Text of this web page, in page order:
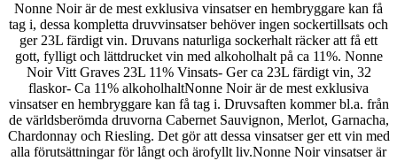
Nonne Noir är de mest exklusiva vinsatser en hembryggare kan få
tag i, dessa kompletta druvvinsatser behöver ingen sockertillsats och
ger 23L färdigt vin. Druvans naturliga sockerhalt räcker att få ett
gott, fylligt och lättdrucket vin med alkoholhalt på ca 11%. Nonne
Noir Vitt Graves 23L 11% Vinsats- Ger ca 23L färdigt vin, 32
flaskor- Ca 11% alkoholhaltNonne Noir är de mest exklusiva
vinsatser en hembryggare kan få tag i. Druvsaften kommer bl.a. från
de världsberömda druvorna Cabernet Sauvignon, Merlot, Garnacha,
Chardonnay och Riesling. Det gör att dessa vinsatser ger ett vin med
alla förutsättningar för långt och ärofyllt liv.Nonne Noir vinsatser är